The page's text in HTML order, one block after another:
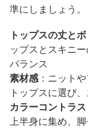
準にしましょう。
トップスの丈と
ップスとスキニ
バランス
素材感：ニット
トップスに選び
カラーコントラス
上半身に集め、